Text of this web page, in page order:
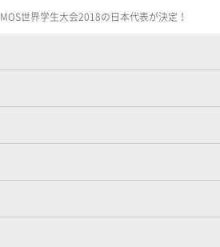
MOS世界学生大会2018の日本代表が決定！